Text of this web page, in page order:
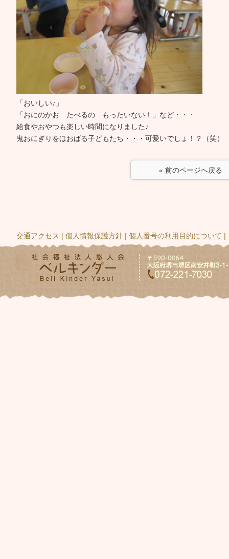
「おいしい♪」
「おにのかお たべるの もったいない！」など・・・
給食やおやつも楽しい時間になりました♪
鬼おにぎりをほおばる子どもたち・・・可愛いでしょ！？（笑）
« 前のページへ戻る
交通アクセス | 個人情報保護方針 | 個人番号の利用目的について |